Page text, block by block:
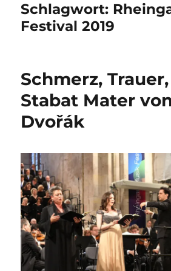
Schlagwort:
Festival 2019
Schmerz,
Stabat Mater
Dvořák